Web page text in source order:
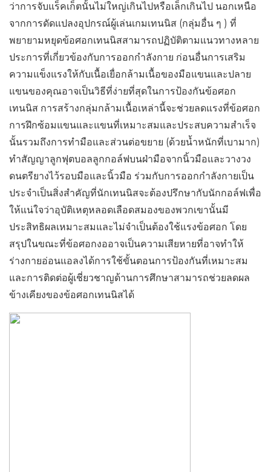
ว่าการจับแร็คเก็ตนั้นไม่ใหญ่เกินไปหรือเล็กเกินไป นอกเหนือ
จากการดัดแปลงอุปกรณ์ผู้เล่นเกมเทนนิส (กลุ่มอื่น ๆ ) ที่
พยายามหยุดข้อศอกเทนนิสสามารถปฏิบัติตามแนวทางหลาย
ประการที่เกี่ยวข้องกับการออกกำลังกาย ก่อนอื่นการเสริม
ความแข็งแรงให้กับเนื้อเยื่อกล้ามเนื้อของมือแขนและปลาย
แขนของคุณอาจเป็นวิธีที่ง่ายที่สุดในการป้องกันข้อศอก
เทนนิส การสร้างกลุ่มกล้ามเนื้อเหล่านี้จะช่วยลดแรงที่ข้อศอก
การฝึกซ้อมแขนและแขนที่เหมาะสมและประสบความสำเร็จ
นั้นรวมถึงการทำมือและส่วนต่อขยาย (ด้วยน้ำหนักที่เบามาก)
ทำสัญญาลูกฟุตบอลลูกกอล์ฟบนฝ่ามือจากนิ้วมือและวางวง
ดนตรียางไว้รอบมือและนิ้วมือ ร่วมกับการออกกำลังกายเป็น
ประจำเป็นสิ่งสำคัญที่นักเทนนิสจะต้องปรึกษากับนักกอล์ฟเพื่อ
ให้แน่ใจว่าอุบัติเหตุหลอดเลือดสมองของพวกเขานั้นมี
ประสิทธิผลเหมาะสมและไม่จำเป็นต้องใช้แรงข้อศอก โดย
สรุปในขณะที่ข้อศอกงออาจเป็นความเสียหายที่อาจทำให้
ร่างกายอ่อนแอลงได้การใช้ขั้นตอนการป้องกันที่เหมาะสม
และการติดต่อผู้เชี่ยวชาญด้านการศึกษาสามารถช่วยลดผล
ข้างเคียงของข้อศอกเทนนิสได้